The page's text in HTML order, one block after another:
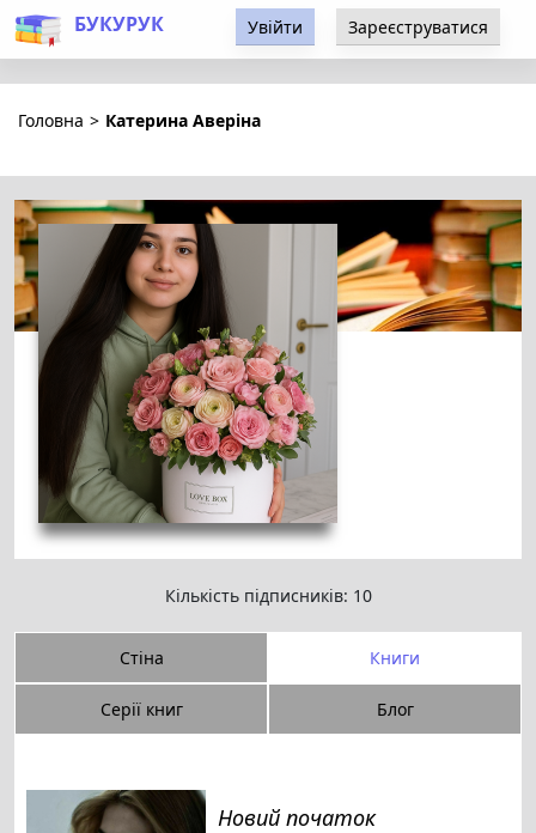
БУКУРУК Увійти Зареєструватися
Головна > Катерина Аверіна
Кількість підписників: 10
Стіна Книги
Серії книг Блог
Новий початок